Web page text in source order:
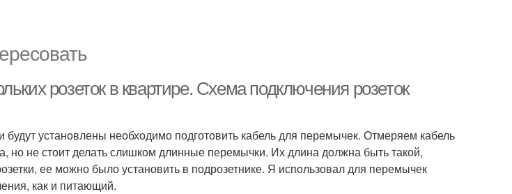
розеток в квартире. Схема подключения розеток
будут установлены необходимо подготовить кабель для перемычек. Отмеряем кабель
но не стоит делать слишком длинные перемычки. Их длина должна быть такой,
ее можно было установить в подрозетнике. Я использовал для перемычек
как и питающий.